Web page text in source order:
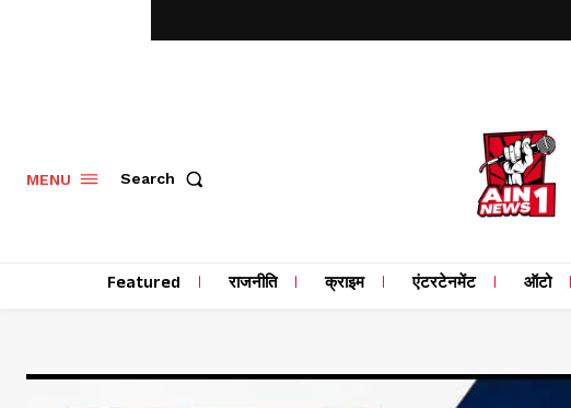
MENU Search
Featured राजनीति क्राइम एंटरटेनमेंट ऑटो